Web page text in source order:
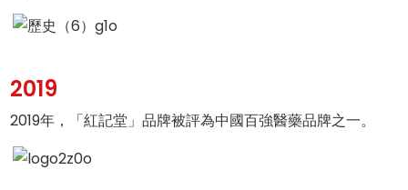
2019
2019年，「紅記堂」品牌被評為中國百強醫藥品牌之一。